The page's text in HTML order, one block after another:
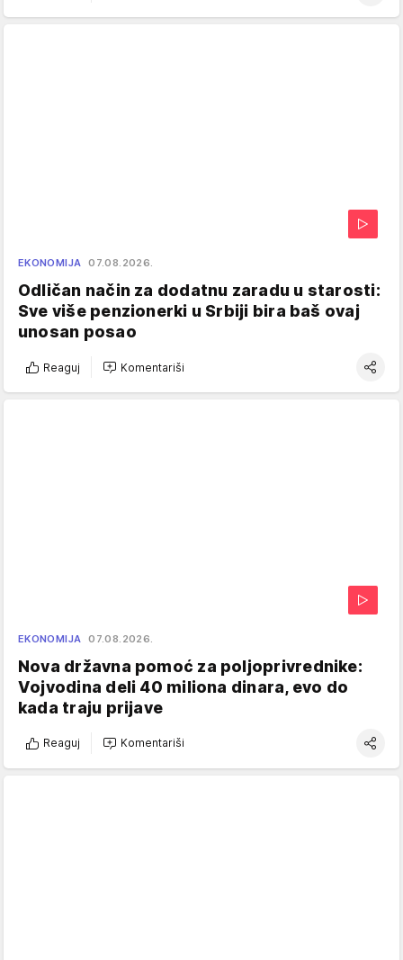
EKONOMIJA 07.08.2026.
Odličan način za dodatnu zaradu u starosti:
Sve više penzionerki u Srbiji bira baš ovaj
unosan posao
Reaguj Komentariši
EKONOMIJA 07.08.2026.
Nova državna pomoć za poljoprivrednike:
Vojvodina deli 40 miliona dinara, evo do
kada traju prijave
Reaguj Komentariši